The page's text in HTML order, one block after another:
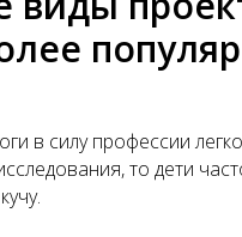
в силу профессии
то дети